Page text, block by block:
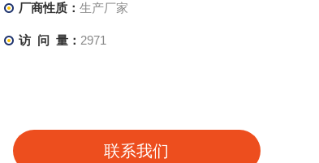
厂商性质： 生产厂家
访 问 量： 2971
联系我们